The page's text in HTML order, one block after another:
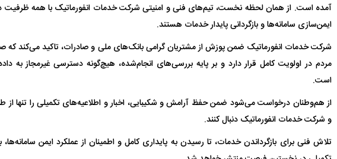
آمده است. از همان لحظه نخست، تیم‌های فنی و امنیتی شرکت خدمات انفورماتیک با همه ظرفیت
ایمن‌سازی سامانه‌ها و بازگردانی پایدار خدمات هستند.
شرکت خدمات انفورماتیک ضمن پوزش از مشتریان گرامی بانک‌های ملی و صادرات، تاکید می‌کند که
مردم در اولویت کامل قرار دارد و بر پایه بررسی‌های انجام‌شده، هیچ‌گونه دسترسی غیرمجاز به
است.
از هم‌وطنان درخواست می‌شود ضمن حفظ آرامش و شکیبایی، اخبار و اطلاعیه‌های تکمیلی را تنها از
و شرکت خدمات انفورماتیک دنبال کنند.
تلاش فنی برای بازگرداندن خدمات، تا رسیدن به پایداری کامل و اطمینان از عملکرد ایمن سامانه‌ها،
حمله ۶ سگ به کودک ۹ ساله در سنندج؛
زنگ خطر دوباره به صدا درآمد
واژگونی مرگبار سمند در اصفهان | ۴ نفر
جراحان قلابی در